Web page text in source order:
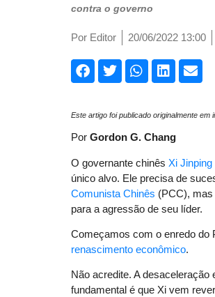
contra o governo
Por Editor 20/06/2022 13:00
Este artigo foi publicado originalmente em
Por Gordon G. Chang
O governante chinês Xi Jinping
único alvo. Ele precisa de
Comunista Chinês (PCC),
para a agressão de seu líder.
Começamos com o enredo do
renascimento econômico.
Não acredite. A
fundamental é que Xi vem